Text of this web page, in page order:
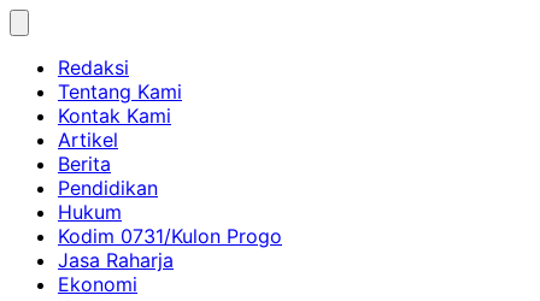
Skip
contentRedaksi
Tentang Kami
Kontak Kami
Artikel
Berita
Pendidikan
Hukum
Kodim 0731/Kulon Progo
Jasa Raharja
Ekonomi